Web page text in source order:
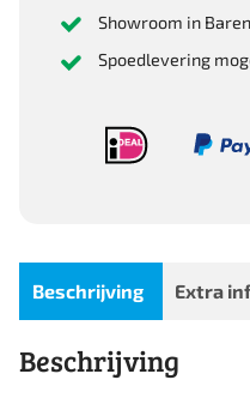
Showroom in
Spoedlevering
Beschrijving Extra
Beschrijving